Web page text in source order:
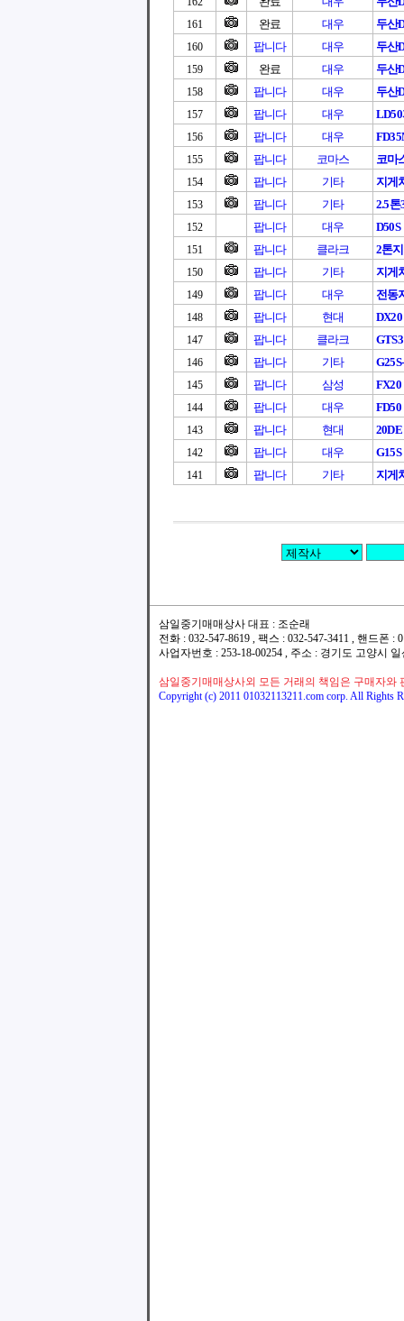
161 완료 대우 두산
160 팝니다 대우 두산
159 완료 대우 두산
158 팝니다 대우 두산
157 팝니다 대우
156 팝니다 대우
155 팝니다 코마스 코마
154 팝니다 기타 지게
153 팝니다 기타 2.5톤
152 팝니다 대우 D50S
151 팝니다 클라크 2톤
150 팝니다 기타 지게
149 팝니다 대우 전동
148 팝니다 현대
147 팝니다 클라크
146 팝니다 기타
145 팝니다 삼성 FX20
144 팝니다 대우 FD50
143 팝니다 현대 20DE
142 팝니다 대우 G15S
141 팝니다 기타 지게
삼일중기매매상사 대표 : 조순래
전화 : 032-547-8619 , 팩스 : 032-547-3411 , 핸드폰
사업자번호 : 253-18-00254 , 주소 : 경기도 고양시
삼일중기매매상사외 모든 거래의 책임은 구매자와
Copyright (c) 2011 01032113211.com corp. All Rights